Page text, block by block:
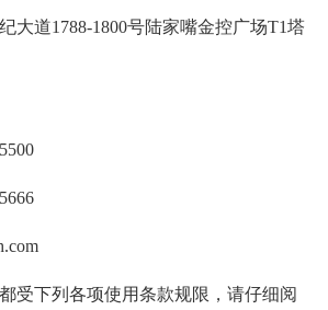
大道1788-1800号陆家嘴金控广场T1塔
受下列各项使用条款规限，请仔细阅